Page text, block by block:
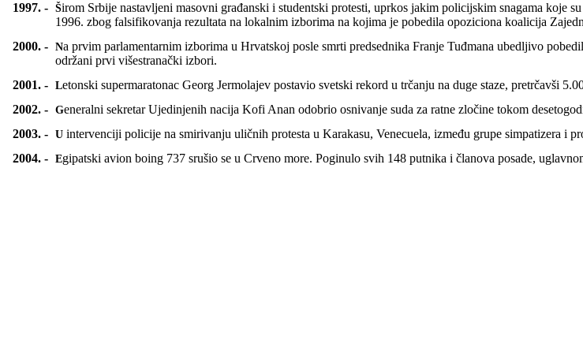
1997. - Širom Srbije nastavljeni masovni građanski i studentski protesti, uprkos jakim policijskim snagama koje su od 26. decembra 1996. počele da sprečavaju protestne šetnje. Protesti počeli u novembru
1996. zbog falsifikovanja rezultata na lokalnim izborima na kojima je pobedila opoziciona koalicija
2000. - Na prvim parlamentarnim izborima u Hrvatskoj posle smrti predsednika Franje Tuđmana ubedljivo pobedila koalicija opozicionih stranaka, a odziv birača bio je 80 odsto, najveći od 1990, kada su
održani prvi višestranački izbori.
2001. -
Letonski supermaratonac Georg Jermolajev postavio svetski rekord u trčanju na duge staze, pretrčavši
2002. -
Generalni sekretar Ujedinjenih nacija Kofi Anan odobrio osnivanje suda za ratne zločine tokom
2003. -
U intervenciji policije na smirivanju uličnih protesta u Karakasu, Venecuela, između grupe simpatizera i
2004. -
Egipatski avion boing 737 srušio se u Crveno more. Poginulo svih 148 putnika i članova posade,